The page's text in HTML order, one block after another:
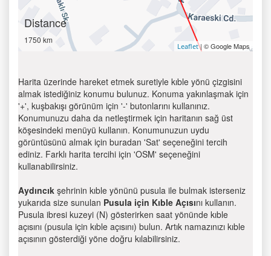
Distance
1750 km
Leaflet| © Google Maps
Harita üzerinde hareket etmek suretiyle kıble yönü çizgisini
almak istediğiniz konumu bulunuz. Konuma yakınlaşmak için
'+', kuşbakışı görünüm için '-' butonlarını kullanınız.
Konumunuzu daha da netleştirmek için haritanın sağ üst
köşesindeki menüyü kullanın. Konumunuzun uydu
görüntüsünü almak için buradan 'Sat' seçeneğini tercih
ediniz. Farklı harita tercihi için 'OSM' seçeneğini
kullanabilirsiniz.
Aydıncık şehrinin kıble yönünü pusula ile bulmak isterseniz
yukarıda size sunulan Pusula için Kıble Açısını kullanın.
Pusula ibresi kuzeyi (N) gösterirken saat yönünde kıble
açısını (pusula için kıble açısını) bulun. Artık namazınızı kıble
açısının gösterdiği yöne doğru kılabilirsiniz.